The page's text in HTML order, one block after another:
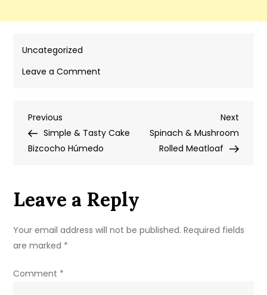
Uncategorized
Leave a Comment
de
Calabacín
Post
navigation
Previous
Post
Previous
Simple & Tasty Cake
Bizcocho Húmedo
Next
Post
Next
Spinach & Mushroom
Rolled Meatloaf
Leave a Reply
Your email address will not be published. Required fields
are marked *
Comment *